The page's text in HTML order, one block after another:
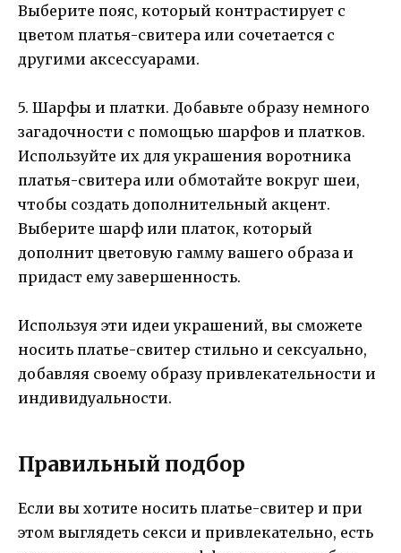
Выберите пояс, который контрастирует с
цветом платья-свитера или сочетается с
другими аксессуарами.
5. Шарфы и платки. Добавьте образу немного
загадочности с помощью шарфов и платков.
Используйте их для украшения воротника
платья-свитера или обмотайте вокруг шеи,
чтобы создать дополнительный акцент.
Выберите шарф или платок, который
дополнит цветовую гамму вашего образа и
придаст ему завершенность.
Используя эти идеи украшений, вы сможете
носить платье-свитер стильно и сексуально,
добавляя своему образу привлекательности и
индивидуальности.
Правильный подбор
Если вы хотите носить платье-свитер и при
этом выглядеть секси и привлекательно, есть